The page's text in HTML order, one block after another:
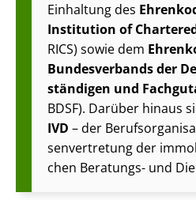
Einhaltung des
Institution of
RICS) sowie dem
Bundesverbands der
stän­di­gen und
BDSF). Darüber hinaus
IVD – der
sen­ver­tre­tung der
chen Beratungs- und